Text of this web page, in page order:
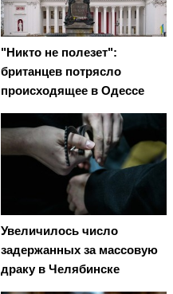
"Никто не полезет":
британцев потрясло
происходящее в Одессе
Увеличилось число
задержанных за массовую
драку в Челябинске